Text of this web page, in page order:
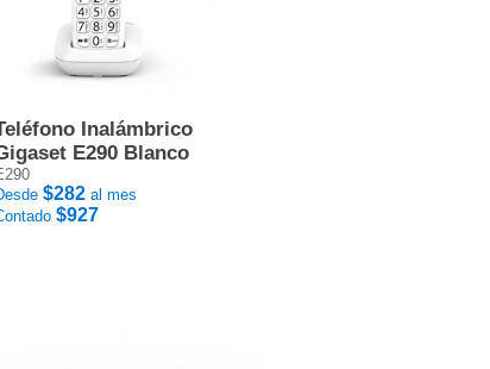
Inalámbrico
E290 Blanco
$282 al mes
$927